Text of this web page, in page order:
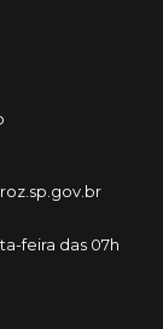
feira das 07h